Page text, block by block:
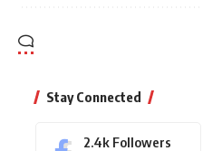
Stay Connected
2.4k Followers